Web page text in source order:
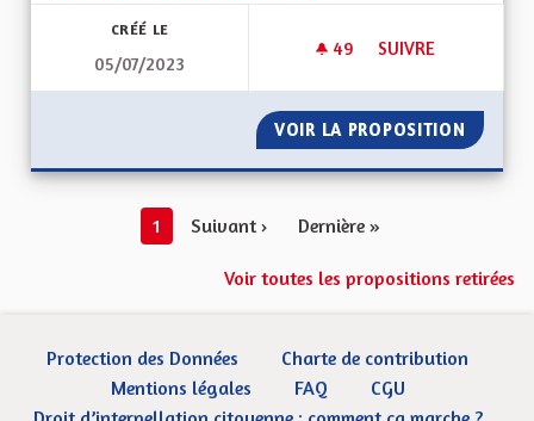
CRÉÉ LE
05/07/2023
49 49 ABONNÉS
SUIVRE
VOIR LA PROPOSITION
1 Suivant › Dernière »
Voir toutes les propositions retirées
Protection des Données
Charte de contribution
Mentions légales
FAQ
CGU